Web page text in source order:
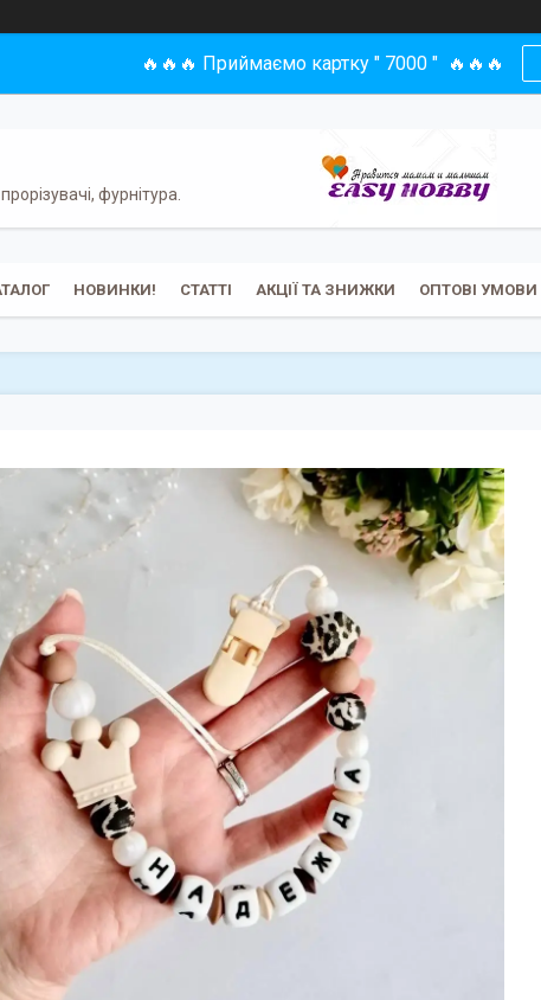
🔥🔥🔥 Приймаємо картку " 7000 " 🔥🔥🔥
фурнітура.
НОВИНКИ! СТАТТІ АКЦІЇ ТА ЗНИЖКИ ОПТОВІ УМОВИ